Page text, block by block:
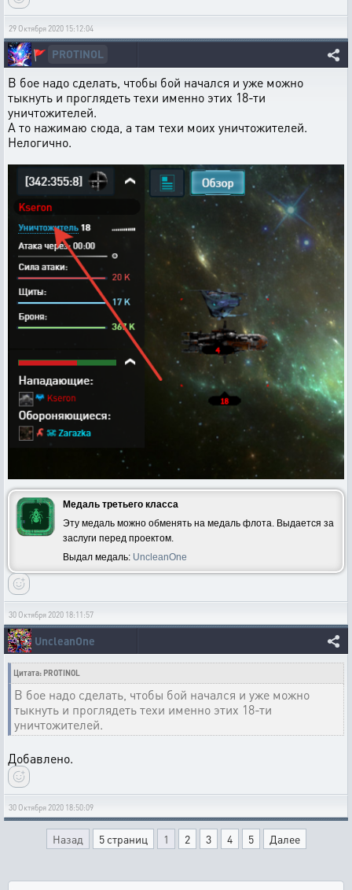
29 Октября 2020 15:12:04
🚩 PROTINOL
В бое надо сделать, чтобы бой начался и уже можно
тыкнуть и проглядеть техи именно этих 18-ти
уничтожителей.
А то нажимаю сюда, а там техи моих уничтожителей.
Нелогично.
Медаль третьего класса
Эту медаль можно обменять на медаль флота. Выдается за
заслуги перед проектом.
Выдал медаль: UncleanOne
30 Октября 2020 18:11:57
UncleanOne
Цитата: PROTINOL
В бое надо сделать, чтобы бой начался и уже можно
тыкнуть и проглядеть техи именно этих 18-ти
уничтожителей.
Добавлено.
30 Октября 2020 18:50:09
Назад 5 страниц 1 2 3 4 5 Далее